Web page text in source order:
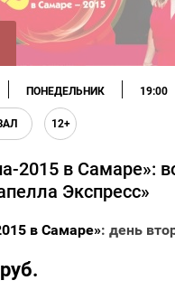
ПОНЕДЕЛЬНИК 19:00
12+
2015 в Самаре»:
Экспресс»
в Самаре»: день